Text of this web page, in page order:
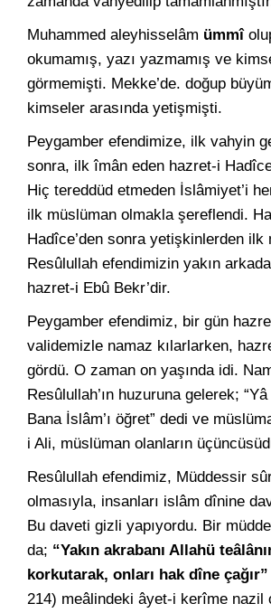
Muhammed aleyhisselâm ümmî
okumamış, yazı yazmamış ve
görmemişti. Mekke’de. doğup
kimseler arasında yetişmişti.
Peygamber efendimize, ilk vahyin
sonra, ilk îmân eden hazret-i
Hiç tereddüd etmeden İslâmiyet’i
ilk müslüman olmakla şereflendi.
Hadîce’den sonra yetişkinlerden ilk
Resûlullah efendimizin yakın
hazret-i Ebû Bekr’dir.
Peygamber efendimiz, bir gün
validemizle namaz kılarlarken,
gördü. O zaman on yaşında idi.
Resûlullah’ın huzuruna gelerek;
Bana İslâm’ı öğret” dedi ve
i Ali, müslüman olanların
Resûlullah efendimiz, Müddessir
olmasıyla, insanları islâm dînine
Bu daveti gizli yapıyordu. Bir
da; “Yakın akrabanı Allahü
korkutarak, onları hak dîne çağır”
214) meâlindeki âyet-i kerîme nazil